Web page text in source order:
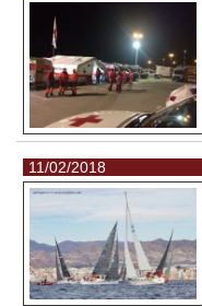
11/02/2018